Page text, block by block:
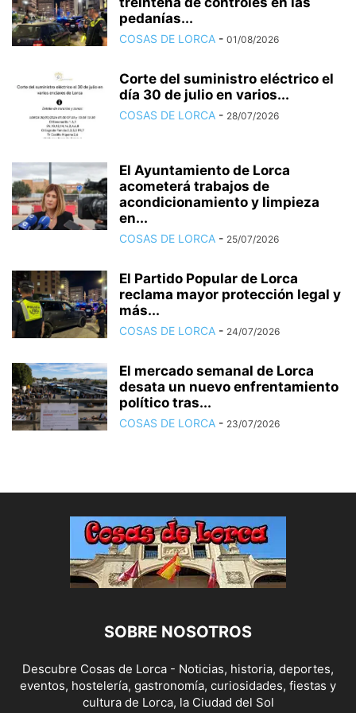
pedanías...
COSAS DE LORCA - 01/08/2026
Corte del suministro eléctrico el
día 30 de julio en varios...
COSAS DE LORCA - 28/07/2026
El Ayuntamiento de Lorca
acometerá trabajos de
acondicionamiento y limpieza
en...
COSAS DE LORCA - 25/07/2026
El Partido Popular de Lorca
reclama mayor protección legal y
más...
COSAS DE LORCA - 24/07/2026
El mercado semanal de Lorca
desata un nuevo enfrentamiento
político tras...
COSAS DE LORCA - 23/07/2026
SOBRE NOSOTROS
Descubre Cosas de Lorca - Noticias, historia, deportes,
eventos, hostelería, gastronomía, curiosidades, fiestas y
cultura de Lorca, la Ciudad del Sol